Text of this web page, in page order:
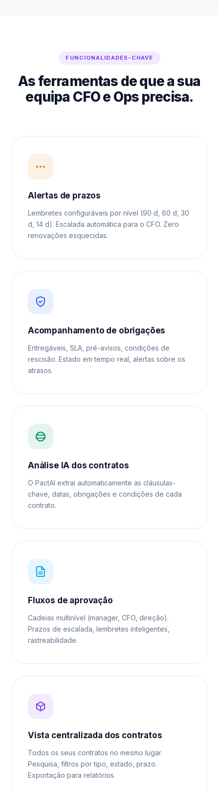
FUNCIONALIDADES-CHAVE
As ferramentas de que a sua
equipa CFO e Ops precisa.
Alertas de prazos
Lembretes configuráveis por nível (90 d, 60 d, 30
d, 14 d). Escalada automática para o CFO. Zero
renovações esquecidas.
Acompanhamento de obrigações
Entregáveis, SLA, pré-avisos, condições de
rescisão. Estado em tempo real, alertas sobre os
atrasos.
Análise IA dos contratos
O PactAI extrai automaticamente as cláusulas-
chave, datas, obrigações e condições de cada
contrato.
Fluxos de aprovação
Cadeias multinível (manager, CFO, direção).
Prazos de escalada, lembretes inteligentes,
rastreabilidade.
Vista centralizada dos contratos
Todos os seus contratos no mesmo lugar.
Pesquisa, filtros por tipo, estado, prazo.
Exportação para relatórios.